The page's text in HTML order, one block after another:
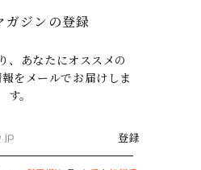
ガジンの登録
あなたにオススメの
をメールでお届けしま
す。
登録